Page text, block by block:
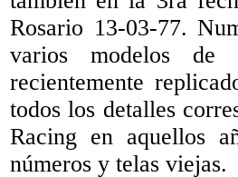
Rosario 13-03-77.
varios modelos de
recientemente
todos los detalles
Racing en aquellos
números y telas viejas.